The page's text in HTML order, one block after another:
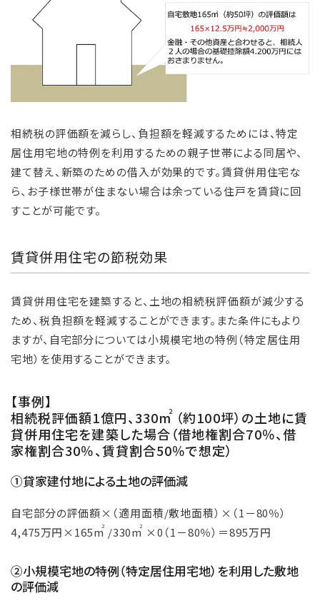
相続税の評価額を減らし、負担額を軽減するためには、特定
居住用宅地の特例を利用するための親子世帯による同居や、
建て替え、新築のための借入が効果的です。賃貸併用住宅な
ら、お子様世帯が住まない場合は余っている住戸を賃貸に回
すことが可能です。
賃貸併用住宅の節税効果
賃貸併用住宅を建築すると、土地の相続税評価額が減少する
ため、税負担額を軽減することができます。また条件にもより
ますが、自宅部分については小規模宅地の特例（特定居住用
宅地）を使用することができます。
【事例】
相続税評価額1億円、330m2
（約100坪）の土地に賃
貸併用住宅を建築した場合（借地権割合70％、借
家権割合30％、賃貸割合50％で想定）
①貸家建付地による土地の評価減
自宅部分の評価額×（適用面積/敷地面積）×（1－80％）
4,475万円×165m2 /330m2 ×0（1－80％）＝895万円
②小規模宅地の特例（特定居住用宅地）を利用した敷地
の評価減